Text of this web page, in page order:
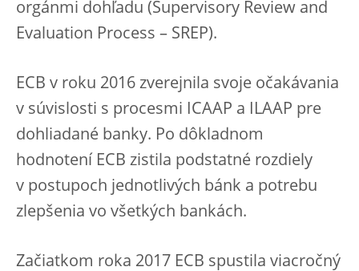
orgánmi dohľadu (Supervisory Review and
Evaluation Process – SREP).
ECB v roku 2016 zverejnila svoje očakávania
v súvislosti s procesmi ICAAP a ILAAP pre
dohliadané banky. Po dôkladnom
hodnotení ECB zistila podstatné rozdiely
v postupoch jednotlivých bánk a potrebu
zlepšenia vo všetkých bankách.
Začiatkom roka 2017 ECB spustila viacročný